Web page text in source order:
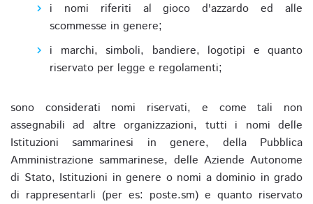
i nomi riferiti al gioco d'azzardo ed alle
scommesse in genere;
i marchi, simboli, bandiere, logotipi e quanto
riservato per legge e regolamenti;
sono considerati nomi riservati, e come tali non
assegnabili ad altre organizzazioni, tutti i nomi delle
Istituzioni sammarinesi in genere, della Pubblica
Amministrazione sammarinese, delle Aziende Autonome
di Stato, Istituzioni in genere o nomi a dominio in grado
di rappresentarli (per es: poste.sm) e quanto riservato